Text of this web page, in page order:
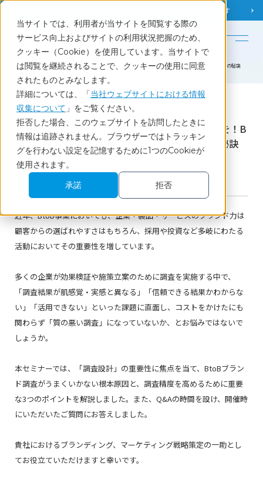
当サイトでは、利用者が当サイトを閲覧する際の
サービス向上およびサイトの利用状況把握のため、
クッキー（Cookie）を使用しています。当サイトで
は閲覧を継続されることで、クッキーの使用に同意
されたものとみなします。
詳細については、「当社ウェブサイトにおける情報
収集について 」をご覧ください。
拒否した場合、このウェブサイトを訪問したときに
情報は追跡されません。ブラウザーではトラッキン
グを行わない設定を記憶するために1つのCookieが
使用されます。
承諾
拒否
お役立ち情報を探す
English
＜アーカイブ動画＞肌感覚とズレる調査に終止符を！BtoBブランド調査の精度を高める「調査設計」の秘訣
Report
＜アーカイブ動画＞肌感覚とズレる調査に終止符を！B
toBブランド調査の精度を高める「調査設計」の秘訣
2025.6.26開催ウェビナー
ブランド
近年、BtoB事業においても、企業・製品・サービスのブランド力は
顧客からの選ばれやすさはもちろん、採用や投資など多岐にわたる
活動においてその重要性を増しています。
多くの企業が効果検証や施策立案のために調査を実施する中で、
「調査結果が肌感覚・実感と異なる」「信頼できる結果かわからな
い」「活用できない」といった課題に直面し、コストをかけたにも
関わらず「質の悪い調査」になっていないか、とお悩みではないで
しょうか。
本セミナーでは、「調査設計」の重要性に焦点を当て、BtoBブラン
ド調査がうまくいかない根本原因と、調査精度を高めるために重要
な3つのポイントを解説しました。また、Q&Aの時間を設け、開催時
にいただいたご質問にお答えしました。
貴社におけるブランディング、マーケティング戦略策定の一助とし
てお役立ていただけますと幸いです。